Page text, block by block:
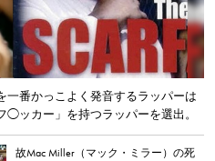
一番かっこよく発音するラッパーは
ッカー」を持つラッパーを選出。
故Mac Miller（マック・ミラー）の死